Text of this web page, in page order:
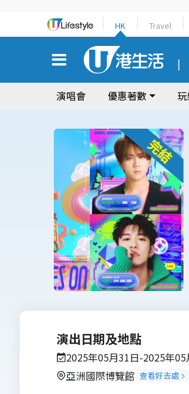
HK Travel
演唱會 優惠著數
演出日期及地點
2025年05月31日-2025年05
亞洲國際博覽館 查看好去處